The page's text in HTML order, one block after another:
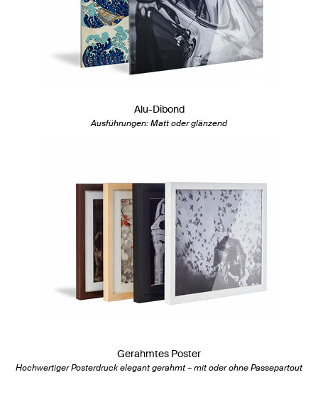
Alu-Dibond
Ausführungen: Matt oder glänzend
Gerahmtes Poster
Hochwertiger Posterdruck elegant gerahmt – mit oder ohne Passepartout